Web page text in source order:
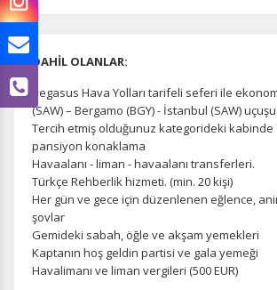
Oturum yönetimi, güvenlik ve temel site
gereklidir. Bu çerezler olmadan site düzgün
devre dışı bırakılamaz.
İstatistik Çerezleri
Ziyaretçilerin siteyi nasıl kullandığını anonim
ölçeriz. Hangi sayfaların popüler olduğunu ve
DAHİL OLANLAR:
Pegasus Hava Yolları tarifeli seferi ile
(SAW) – Bergamo (BGY) - İstanbul (SAW) uçuşu
Tercih etmiş olduğunuz kategorideki kabinde
pansiyon konaklama
Havaalanı - liman - havaalanı transferleri.
Türkçe Rehberlik hizmeti. (min. 20 kişi)
Her gün ve gece için düzenlenen eğlence,
şovlar
Gemideki sabah, öğle ve akşam yemekleri
Kaptanın hoş geldin partisi ve gala yemeği
Havalimanı ve liman vergileri (500 EUR)